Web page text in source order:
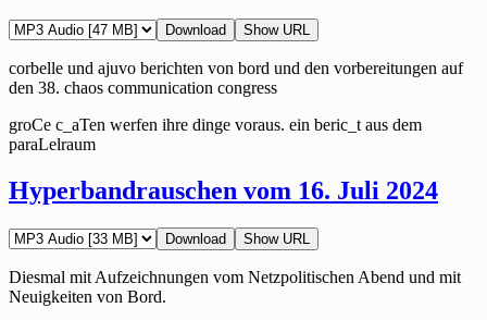
Download Show URL
corbelle und ajuvo berichten von bord und den vorbereitungen auf
den 38. chaos communication congress
groCe c_aTen werfen ihre dinge voraus. ein beric_t aus dem
paraLelraum
Hyperbandrauschen vom 16. Juli 2024
Download Show URL
Diesmal mit Aufzeichnungen vom Netzpolitischen Abend und mit
Neuigkeiten von Bord.